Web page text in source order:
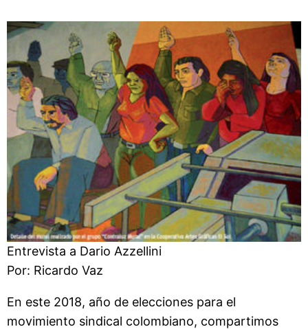
Entrevista a Dario Azzellini
Por: Ricardo Vaz
En este 2018, año de elecciones para el
movimiento sindical colombiano, compartimos